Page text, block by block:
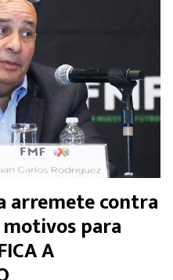
arremete contra
motivos para
A